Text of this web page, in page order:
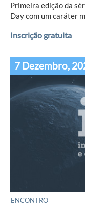
Primeira edição da
Day com um caráter
Inscrição gratuita
7 Dezembro,
ENCONTRO